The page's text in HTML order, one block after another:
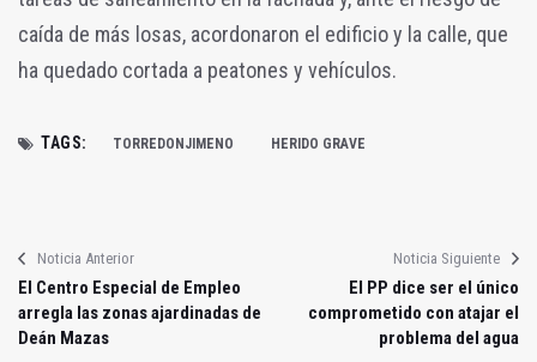
caída de más losas, acordonaron el edificio y la calle, que
ha quedado cortada a peatones y vehículos.
TAGS: TORREDONJIMENO HERIDO GRAVE
Noticia Anterior
El Centro Especial de Empleo
arregla las zonas ajardinadas de
Deán Mazas
Noticia Siguiente
El PP dice ser el único
comprometido con atajar el
problema del agua